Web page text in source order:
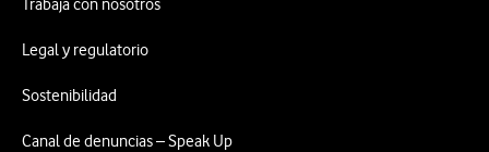
Trabaja con nosotros
Legal y regulatorio
Sostenibilidad
Canal de denuncias – Speak Up